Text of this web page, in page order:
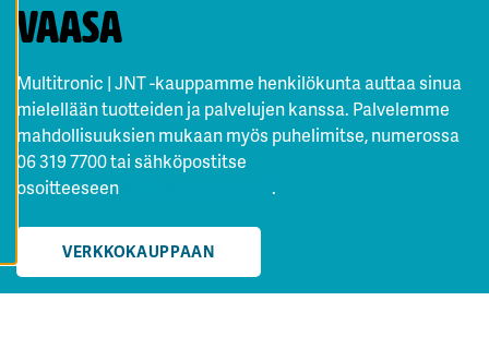
K
A
I
K
I
E
V
Ä
S
T
E
E
Vaasa
Multitronic | JNT -kauppamme henkilökunta auttaa sinua
mielellään tuotteiden ja palvelujen kanssa. Palvelemme
mahdollisuuksien mukaan myös puhelimitse, numerossa
06 319 7700 tai sähköpostitse
osoitteeseen
.
VERKKOKAUPPAAN